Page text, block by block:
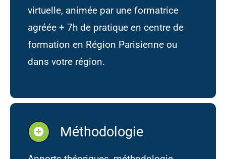
virtuelle, animée par une formatrice
agréée + 7h de pratique en centre de
formation en Région Parisienne ou
dans votre région.
Méthodologie